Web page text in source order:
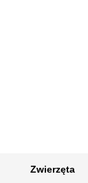
Zwierzęta